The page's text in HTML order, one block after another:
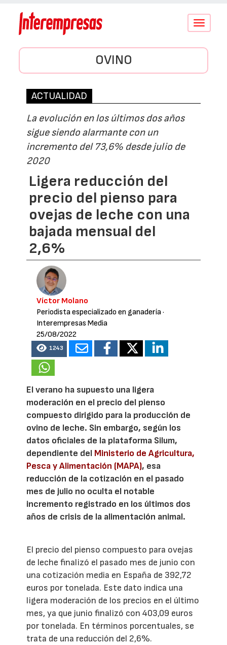
Conmutar
OVINO
ACTUALIDAD
La evolución en los últimos dos años
sigue siendo alarmante con un
incremento del 73,6% desde julio de
2020
Ligera reducción del
precio del pienso para
ovejas de leche con una
bajada mensual del
2,6%
Víctor Molano
Periodista especializado en ganadería·
Interempresas Media
25/08/2022
1243
El verano ha supuesto una ligera
moderación en el precio del pienso
compuesto dirigido para la producción de
ovino de leche. Sin embargo, según los
datos oficiales de la plataforma Silum,
dependiente del Ministerio de Agricultura,
Pesca y Alimentación (MAPA), esa
reducción de la cotización en el pasado
mes de julio no oculta el notable
incremento registrado en los últimos dos
años de crisis de la alimentación animal.
El precio del pienso compuesto para ovejas
de leche finalizó el pasado mes de junio con
una cotización media en España de 392,72
euros por tonelada. Este dato indica una
ligera moderación de los precios en el último
mes, ya que junio finalizó con 403,09 euros
por tonelada. En términos porcentuales, se
trata de una reducción del 2,6%.